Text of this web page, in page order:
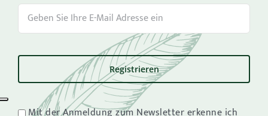
Mit der Anmeldung zum Newsletter erkenne ich